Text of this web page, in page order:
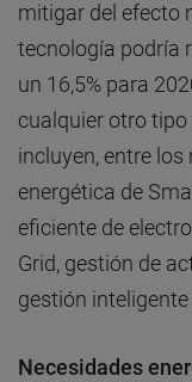
mitigar del efecto
tecnología podría
un 16,5% para
cualquier otro
incluyen, entre
energética de
eficiente de
Grid, gestión de
gestión
Necesidades